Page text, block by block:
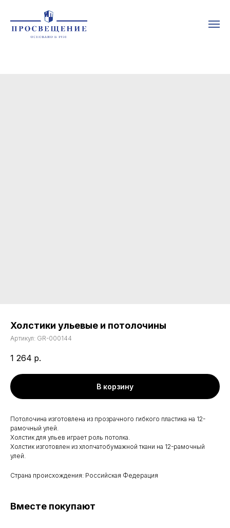
Холстики ульевые и потолочины
Артикул: GR-000144
1 264 р.
В корзину
Потолочина изготовлена из прозрачного гибкого пластика на 12-
рамочный улей.
Холстик для ульев играет роль потолка.
Холстик изготовлен из хлопчатобумажной ткани на 12-рамочный
улей.
Страна происхождения: Российская Федерация
Вместе покупают